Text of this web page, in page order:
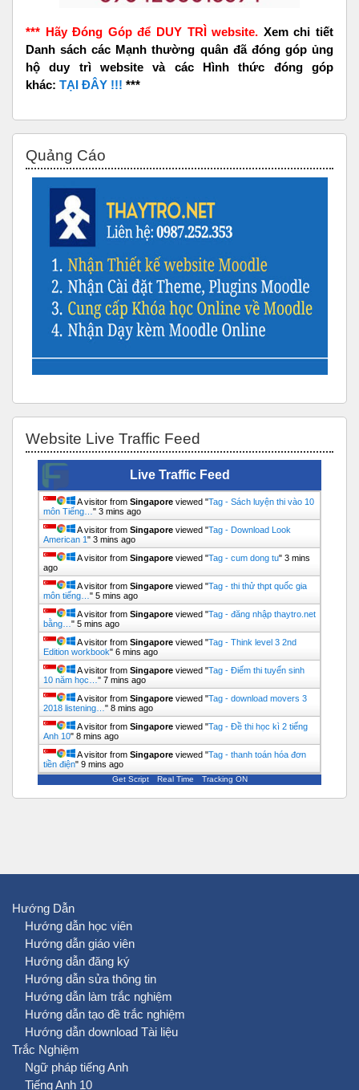
*** Hãy Đóng Góp để DUY TRÌ website. Xem chi tiết
Danh sách các Mạnh thường quân đã đóng góp ủng
hộ duy trì website và các Hình thức đóng góp
khác: TẠI ĐÂY !!! ***
Quảng Cáo
Website Live Traffic Feed
Live Traffic Feed
A visitor from Singapore viewed "Tag - Sách luyện thi vào 10
môn Tiếng… " 3 mins ago
A visitor from Singapore viewed "Tag - Download Look
American 1" 3 mins ago
A visitor from Singapore viewed "Tag - cum dong tu" 3 mins
ago
A visitor from Singapore viewed "Tag - thi thử thpt quốc gia
môn tiếng… " 5 mins ago
A visitor from Singapore viewed "Tag - đăng nhập thaytro.net
bằng… " 5 mins ago
A visitor from Singapore viewed "Tag - Think level 3 2nd
Edition workbook" 6 mins ago
A visitor from Singapore viewed "Tag - Điểm thi tuyển sinh
10 năm học… " 7 mins ago
A visitor from Singapore viewed "Tag - download movers 3
2018 listening… " 8 mins ago
A visitor from Singapore viewed "Tag - Đề thi học kì 2 tiếng
Anh 10" 8 mins ago
A visitor from Singapore viewed "Tag - thanh toán hóa đơn
tiền điện" 9 mins ago
Get Script Real Time Tracking ON
Hướng Dẫn
Hướng dẫn học viên
Hướng dẫn giáo viên
Hướng dẫn đăng ký
Hướng dẫn sửa thông tin
Hướng dẫn làm trắc nghiệm
Hướng dẫn tạo đề trắc nghiệm
Hướng dẫn download Tài liệu
Trắc Nghiệm
Ngữ pháp tiếng Anh
Tiếng Anh 10